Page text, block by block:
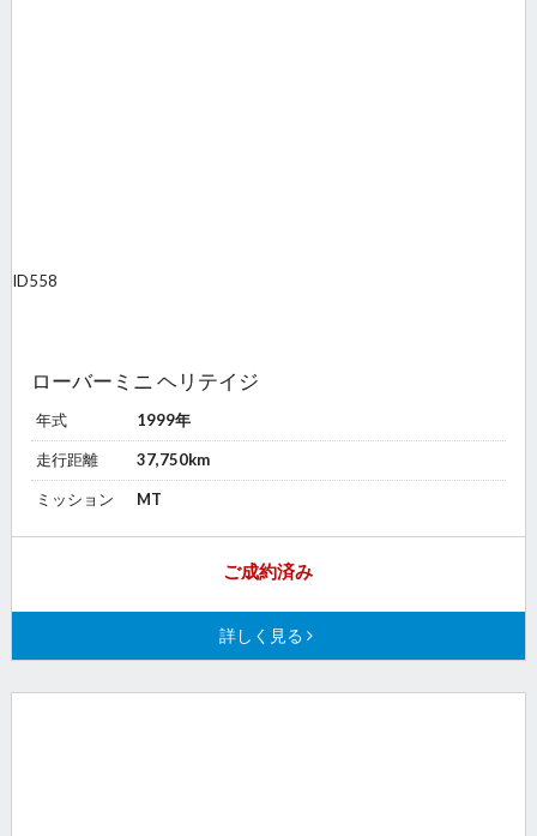
ID558
ローバーミニ ヘリテイジ
年式 1999年
走行距離 37,750km
ミッション MT
ご成約済み
詳しく見る